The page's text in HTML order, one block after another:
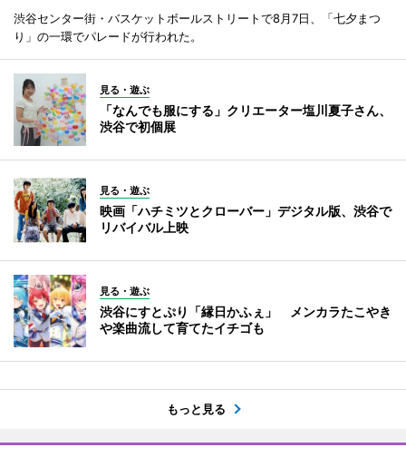
渋谷センター街・バスケットボールストリートで8月7日、「七夕まつ
り」の一環でパレードが行われた。
見る・遊ぶ
「なんでも服にする」クリエーター塩川夏子さん、
渋谷で初個展
見る・遊ぶ
映画「ハチミツとクローバー」デジタル版、渋谷で
リバイバル上映
見る・遊ぶ
渋谷にすとぷり「縁日かふぇ」 メンカラたこやき
や楽曲流して育てたイチゴも
もっと見る